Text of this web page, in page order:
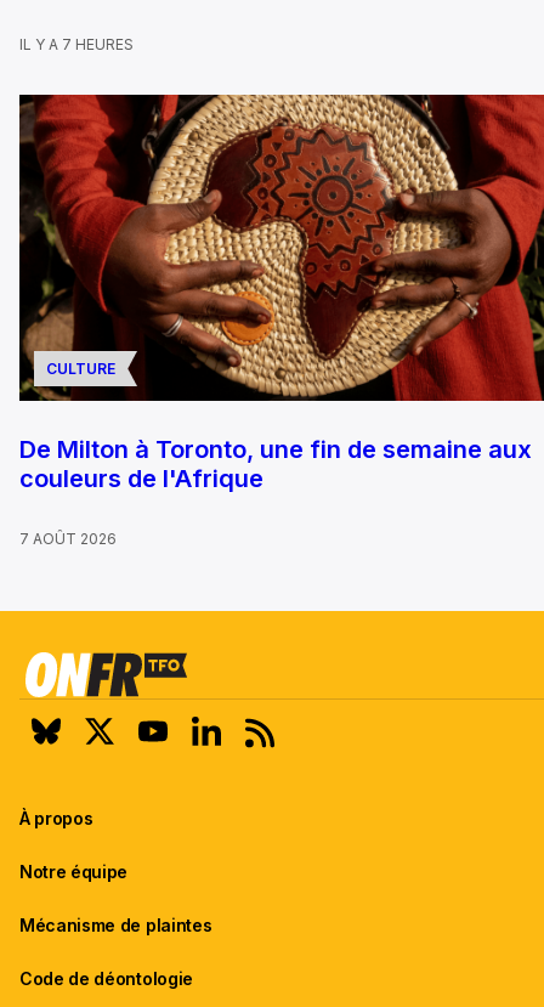
IL Y A 7 HEURES
CULTURE
De Milton à Toronto, une fin de semaine aux
couleurs de l'Afrique
7 AOÛT 2026
À propos
Notre équipe
Mécanisme de plaintes
Code de déontologie